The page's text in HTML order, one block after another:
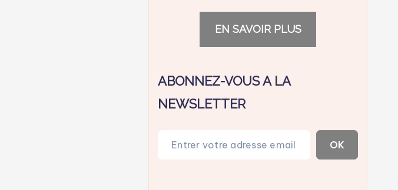
EN SAVOIR PLUS
ABONNEZ-VOUS A LA
NEWSLETTER
OK